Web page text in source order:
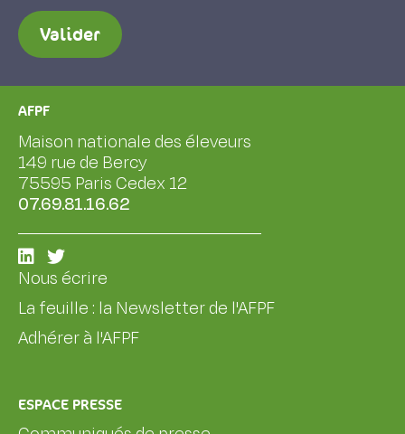
Valider
AFPF
Maison nationale des éleveurs
149 rue de Bercy
75595 Paris Cedex 12
07.69.81.16.62
Nous écrire
La feuille : la Newsletter de l'AFPF
Adhérer à l'AFPF
ESPACE PRESSE